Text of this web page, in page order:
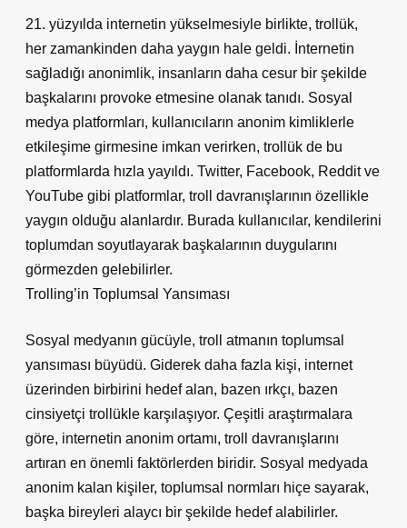
21. yüzyılda internetin yükselmesiyle birlikte, trollük,
her zamankinden daha yaygın hale geldi. İnternetin
sağladığı anonimlik, insanların daha cesur bir şekilde
başkalarını provoke etmesine olanak tanıdı. Sosyal
medya platformları, kullanıcıların anonim kimliklerle
etkileşime girmesine imkan verirken, trollük de bu
platformlarda hızla yayıldı. Twitter, Facebook, Reddit ve
YouTube gibi platformlar, troll davranışlarının özellikle
yaygın olduğu alanlardır. Burada kullanıcılar, kendilerini
toplumdan soyutlayarak başkalarının duygularını
görmezden gelebilirler.
Trolling’in Toplumsal Yansıması
Sosyal medyanın gücüyle, troll atmanın toplumsal
yansıması büyüdü. Giderek daha fazla kişi, internet
üzerinden birbirini hedef alan, bazen ırkçı, bazen
cinsiyetçi trollükle karşılaşıyor. Çeşitli araştırmalara
göre, internetin anonim ortamı, troll davranışlarını
artıran en önemli faktörlerden biridir. Sosyal medyada
anonim kalan kişiler, toplumsal normları hiçe sayarak,
başka bireyleri alaycı bir şekilde hedef alabilirler.